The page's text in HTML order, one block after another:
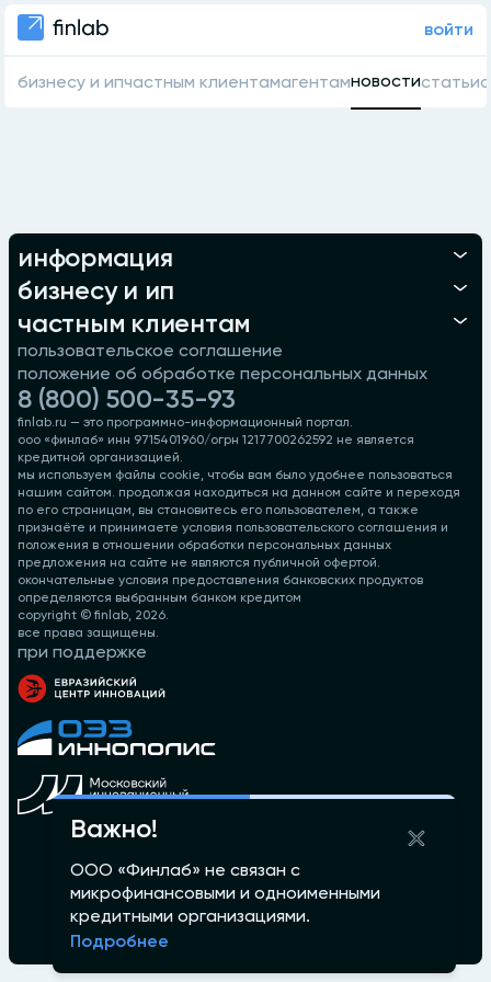
войти
бизнесу и ипчастным клиентамагентамновостистатьи
информация
бизнесу и ип
частным клиентам
пользовательское соглашение
положение об обработке персональных данных
8 (800) 500-35-93
finlab.ru — это программно-информационный портал.
ооо «финлаб» инн 9715401960/огрн 1217700262592 не является
кредитной организацией.
мы используем файлы cookie, чтобы вам было удобнее пользоваться
нашим сайтом. продолжая находиться на данном сайте и переходя
по его страницам, вы становитесь его пользователем, а также
признаёте и принимаете условия пользовательского соглашения и
положения в отношении обработки персональных данных
предложения на сайте не являются публичной офертой.
окончательные условия предоставления банковских продуктов
определяются выбранным банком кредитом
copyright © finlab, 2026.
все права защищены.
при поддержке
Важно!
ООО «Финлаб» не связан с
микрофинансовыми и одноименными
кредитными организациями.
Подробнее